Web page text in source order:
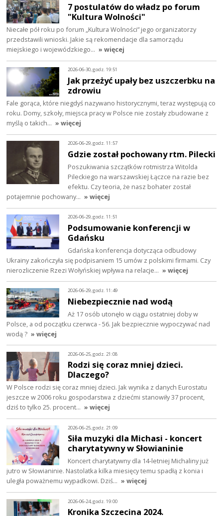
7 postulatów do władz po forum
"Kultura Wolności"
Niecałe pół roku po forum „Kultura Wolności” jego organizatorzy
przedstawili wnioski. Jakie są rekomendacje dla samorządu
miejskiego i wojewódzkiego… » więcej
2026-06-30, godz. 19:51
Jak przeżyć upały bez uszczerbku na
zdrowiu
Fale gorąca, które niegdyś nazywano historycznymi, teraz występują co
roku. Domy, szkoły, miejsca pracy w Polsce nie zostały zbudowane z
myślą o takich… » więcej
2026-06-29, godz. 11:57
Gdzie został pochowany rtm. Pilecki
Poszukiwania szczątków rotmistrza Witolda
Pileckiego na warszawskiej Łączce na razie bez
efektu. Czy teoria, że nasz bohater został
potajemnie pochowany… » więcej
2026-06-29, godz. 11:51
Podsumowanie konferencji w
Gdańsku
Gdańska konferencja dotycząca odbudowy
Ukrainy zakończyła się podpisaniem 15 umów z polskimi firmami. Czy
nierozliczenie Rzezi Wołyńskiej wpływa na relacje… » więcej
2026-06-29, godz. 11:49
Niebezpiecznie nad wodą
Aż 17 osób utonęło w ciągu ostatniej doby w
Polsce, a od początku czerwca - 56. Jak bezpiecznie wypoczywać nad
wodą ? » więcej
2026-06-25, godz. 21:08
Rodzi się coraz mniej dzieci.
Dlaczego?
W Polsce rodzi się coraz mniej dzieci. Jak wynika z danych Eurostatu
jeszcze w 2006 roku gospodarstwa z dziećmi stanowiły 37 procent,
dziś to tylko 25. procent… » więcej
2026-06-25, godz. 21:09
Siła muzyki dla Michasi - koncert
charytatywny w Słowianinie
Koncert charytatywny dla 14-letniej Michaliny już
jutro w Słowianinie. Nastolatka kilka miesięcy temu spadłą z konia i
uległa poważnemu wypadkowi. Dziś… » więcej
2026-06-24, godz. 19:00
Kronika Szczecina 2024.